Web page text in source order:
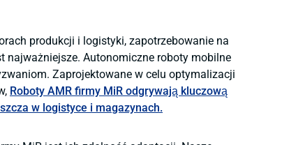
produkcji i logistyki, zapotrzebowanie na
najważniejsze. Autonomiczne roboty mobilne
Zaprojektowane w celu optymalizacji
Roboty AMR firmy MiR odgrywają kluczową
w logistyce i magazynach.